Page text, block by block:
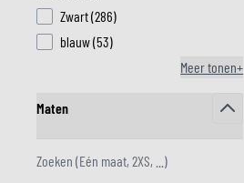
Zwart(286products available
)
blauw(53products available
)
Meer tonen+
Maten